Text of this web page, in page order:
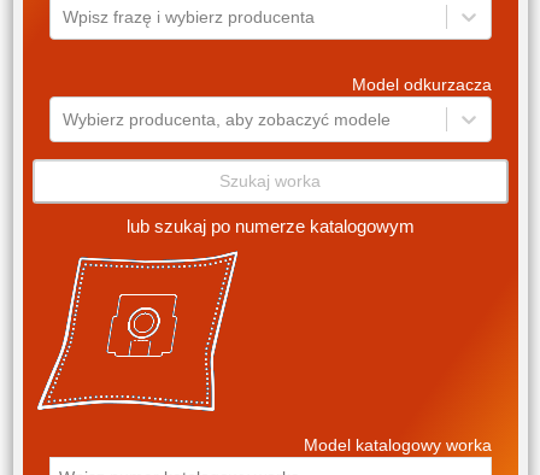
Wpisz frazę i wybierz producenta
Model odkurzacza
Wybierz producenta, aby zobaczyć modele
Szukaj worka
lub szukaj po numerze katalogowym
Model katalogowy worka